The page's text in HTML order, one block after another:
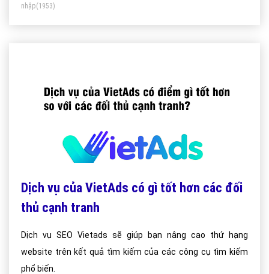
nhập(1953)
Dịch vụ của VietAds có gì tốt hơn các đối
thủ cạnh tranh
Dịch vụ SEO Vietads sẽ giúp bạn nâng cao thứ hạng
website trên kết quả tìm kiếm của các công cụ tìm kiếm
phổ biến.